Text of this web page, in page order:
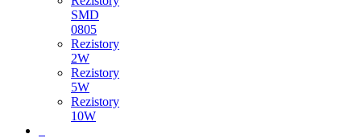
SMD
0805
Rezistory
2W
Rezistory
5W
Rezistory
10W